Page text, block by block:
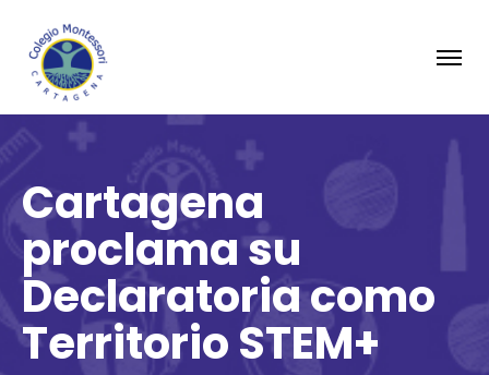
Cartagena
proclama su
Declaratoria como
Territorio STEM+